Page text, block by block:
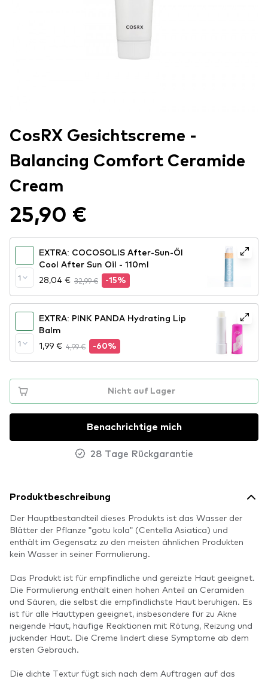
CosRX Gesichtscreme -
Balancing Comfort Ceramide
Cream
25,90 €
1
EXTRA: COCOSOLIS After-Sun-Öl
Cool After Sun Oil - 110ml
28,04 € 32,99 € -15%
1
EXTRA: PINK PANDA Hydrating Lip
Balm
1,99 € 4,99 € -60%
Nicht auf Lager
Benachrichtige mich
28 Tage Rückgarantie
Produktbeschreibung
Der Hauptbestandteil dieses Produkts ist das Wasser der
Blätter der Pflanze "gotu kola" (Centella Asiatica) und
enthält im Gegensatz zu den meisten ähnlichen Produkten
kein Wasser in seiner Formulierung.
Das Produkt ist für empfindliche und gereizte Haut geeignet.
Die Formulierung enthält einen hohen Anteil an Ceramiden
und Säuren, die selbst die empfindlichste Haut beruhigen. Es
ist für alle Hauttypen geeignet, insbesondere für zu Akne
neigende Haut, häufige Reaktionen mit Rötung, Reizung und
juckender Haut. Die Creme lindert diese Symptome ab dem
ersten Gebrauch.
Die dichte Textur fügt sich nach dem Auftragen auf das